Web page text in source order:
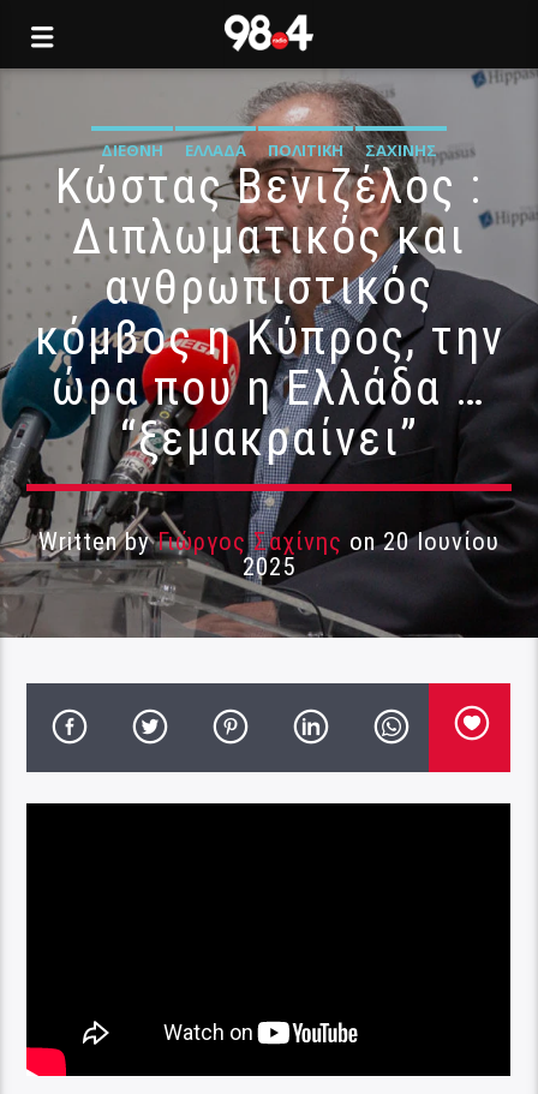
ΔΙΕΘΝΉ ΕΛΛΆΔΑ ΠΟΛΙΤΙΚΉ ΣΑΧΊΝΗΣ
Κώστας Βενιζέλος :
Διπλωματικός και
ανθρωπιστικός
κόμβος η Κύπρος, την
ώρα που η Ελλάδα …
“ξεμακραίνει”
Written byΓιώργος Σαχίνης on 20 Ιουνίου
2025